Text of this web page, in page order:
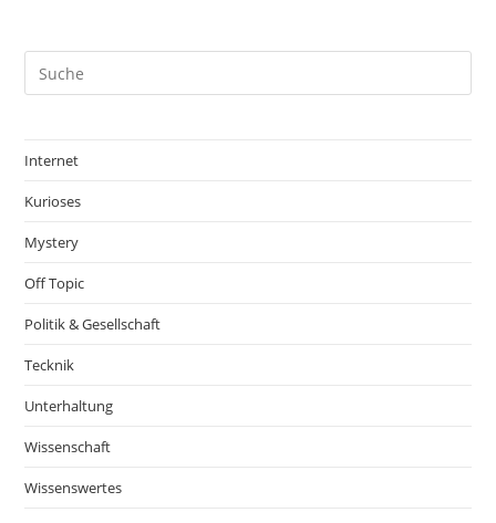
Internet
Kurioses
Mystery
Off Topic
Politik & Gesellschaft
Tecknik
Unterhaltung
Wissenschaft
Wissenswertes